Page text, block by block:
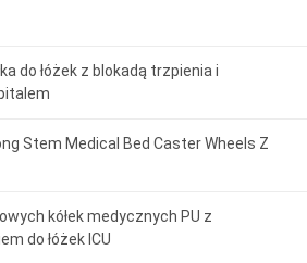
do łóżek z blokadą trzpienia i
Stem Medical Bed Caster Wheels Z
kółek medycznych PU z
do łóżek ICU